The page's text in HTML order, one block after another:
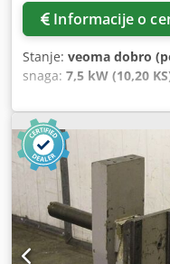
Informacije o
Stanje: veoma dobro
snaga: 7,5 kW (10,20
, Behringer
godine, veoma malo
kompletan pregled i
Udex Aikjha